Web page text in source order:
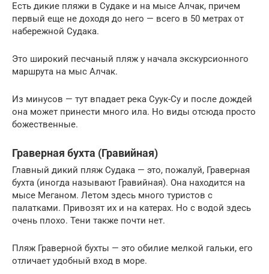
Есть дикие пляжи в Судаке и на мысе Алчак, причем
первый еще не доходя до него — всего в 50 метрах от
набережной Судака.
Это широкий песчаный пляж у начала экскурсионного
маршрута на мыс Алчак.
Из минусов — тут впадает река Суук-Су и после дождей
она может принести много ила. Но виды отсюда просто
божественные.
Граверная бухта (Гравийная)
Главный дикий пляж Судака — это, пожалуй, Граверная
бухта (иногда называют Гравийная). Она находится на
мысе Меганом. Летом здесь много туристов с
палатками. Привозят их и на катерах. Но с водой здесь
очень плохо. Тени также почти нет.
Пляж Граверной бухты — это обилие мелкой гальки, его
отличает удобный вход в море.